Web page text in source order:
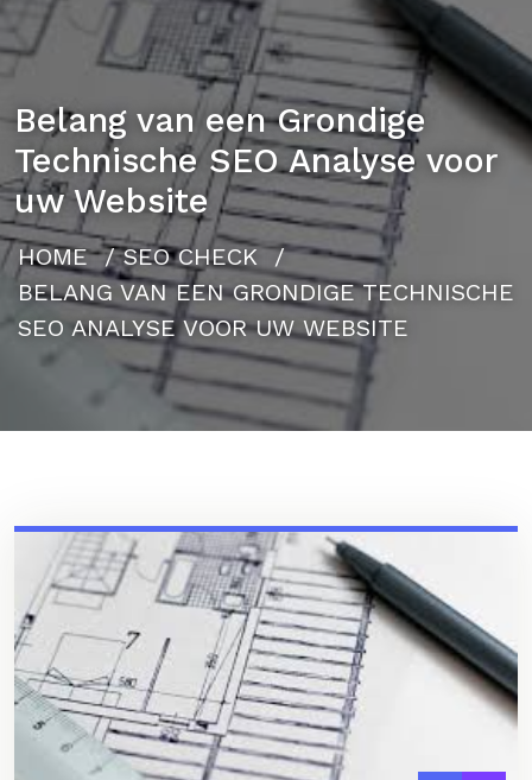
Belang van een Grondige
Technische SEO Analyse voor
uw Website
HOME/SEO CHECK/
BELANG VAN EEN GRONDIGE TECHNISCHE
SEO ANALYSE VOOR UW WEBSITE